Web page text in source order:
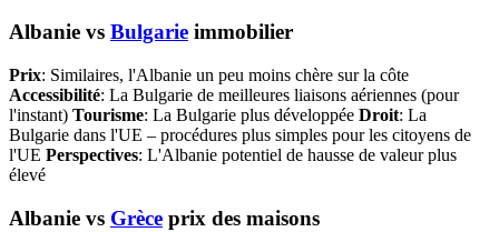
Albanie vs Bulgarie immobilier
Prix: Similaires, l'Albanie un peu moins chère sur la côte
Accessibilité: La Bulgarie de meilleures liaisons aériennes (pour
l'instant) Tourisme: La Bulgarie plus développée Droit: La
Bulgarie dans l'UE – procédures plus simples pour les citoyens de
l'UE Perspectives: L'Albanie potentiel de hausse de valeur plus
élevé
Albanie vs Grèce prix des maisons